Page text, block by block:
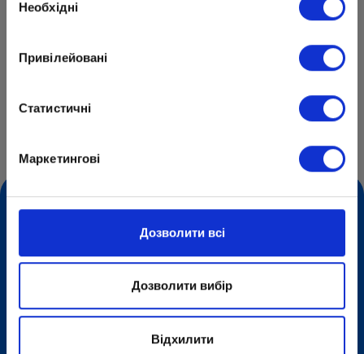
згоди
Необхідні
Привілейовані
Статистичні
Маркетингові
Дозволити всі
Дозволити вибір
Відхилити
Гордимся нашей ученицей!
Наши таланты
Дополнительные пакеты